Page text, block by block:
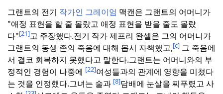
그랜트의 전기 작가인 그레이엄 맥캔은 그랜트의 어머니가
"애정 표현을 할 줄 몰랐고 애정 표현을 받을 줄도 몰랐
다"[21]고 주장했다.전기 작가 제프리 완셀은 그의 어머니가
그랜트의 동생 존의 죽음에 대해 몹시 자책했고,[c] 그 죽음에
서 결코 회복하지 못했다고 말한다.그랜트는 어머니와의 부
정적인 경험이 나중에 [22]여성들과의 관계에 영향을 미쳤다
는 것을 인정했다.그녀는 술과 [8]담배에 눈살을 찌푸렸고 사